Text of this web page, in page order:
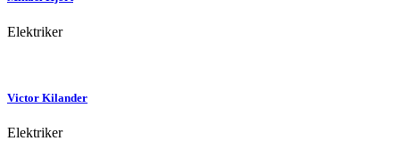
Elektriker
Victor Kilander
Elektriker